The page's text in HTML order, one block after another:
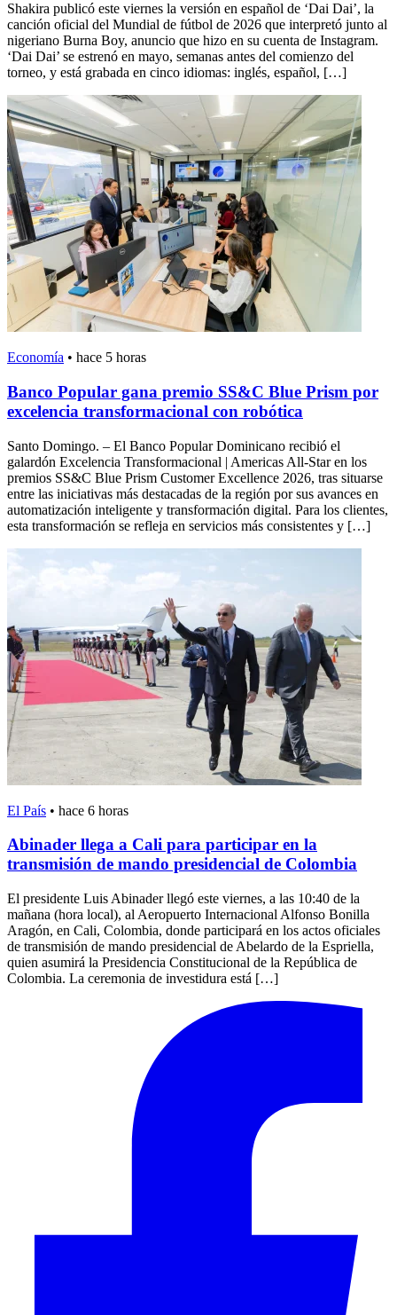
Shakira publicó este viernes la versión en español de ‘Dai Dai’, la
canción oficial del Mundial de fútbol de 2026 que interpretó junto al
nigeriano Burna Boy, anuncio que hizo en su cuenta de Instagram.
‘Dai Dai’ se estrenó en mayo, semanas antes del comienzo del
torneo, y está grabada en cinco idiomas: inglés, español, […]
Economía • hace 5 horas
Banco Popular gana premio SS&C Blue Prism por
excelencia transformacional con robótica
Santo Domingo. – El Banco Popular Dominicano recibió el
galardón Excelencia Transformacional | Americas All-Star en los
premios SS&C Blue Prism Customer Excellence 2026, tras situarse
entre las iniciativas más destacadas de la región por sus avances en
automatización inteligente y transformación digital. Para los clientes,
esta transformación se refleja en servicios más consistentes y […]
El País • hace 6 horas
Abinader llega a Cali para participar en la
transmisión de mando presidencial de Colombia
El presidente Luis Abinader llegó este viernes, a las 10:40 de la
mañana (hora local), al Aeropuerto Internacional Alfonso Bonilla
Aragón, en Cali, Colombia, donde participará en los actos oficiales
de transmisión de mando presidencial de Abelardo de la Espriella,
quien asumirá la Presidencia Constitucional de la República de
Colombia. La ceremonia de investidura está […]